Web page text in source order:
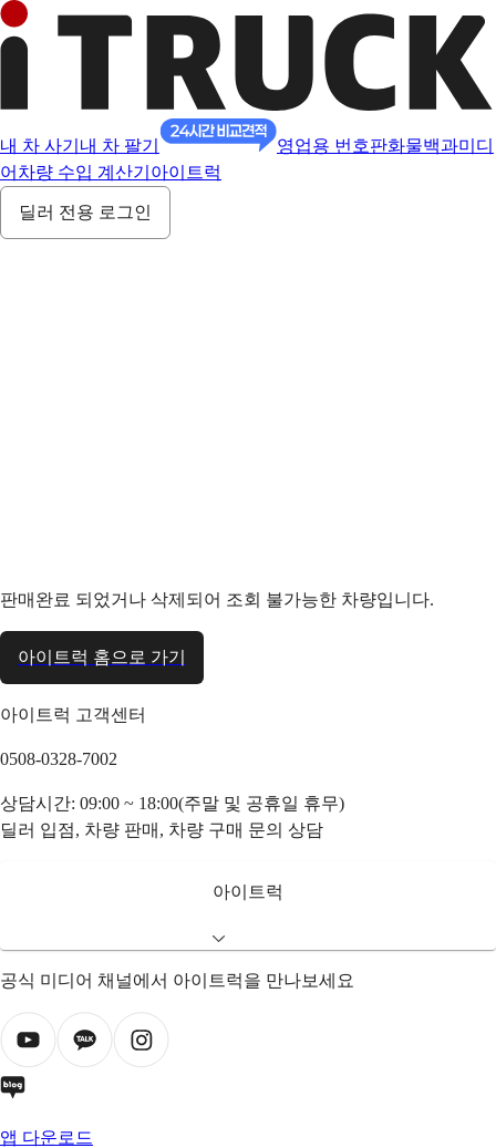
내 차 사기 내 차 팔기 영업용 번호판화물백과미디
어 차량 수입 계산기 아이트럭
딜러 전용 로그인
판매완료 되었거나 삭제되어 조회 불가능한 차량입니다.
아이트럭 홈으로 가기
아이트럭 고객센터
0508-0328-7002
상담시간: 09:00 ~ 18:00(주말 및 공휴일 휴무)
딜러 입점, 차량 판매, 차량 구매 문의 상담
아이트럭
공식 미디어 채널에서 아이트럭을 만나보세요
앱 다운로드